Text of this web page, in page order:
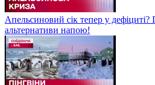
⚡Головне на ранок 30 жовтня: Нічний
гривень для всіх українців